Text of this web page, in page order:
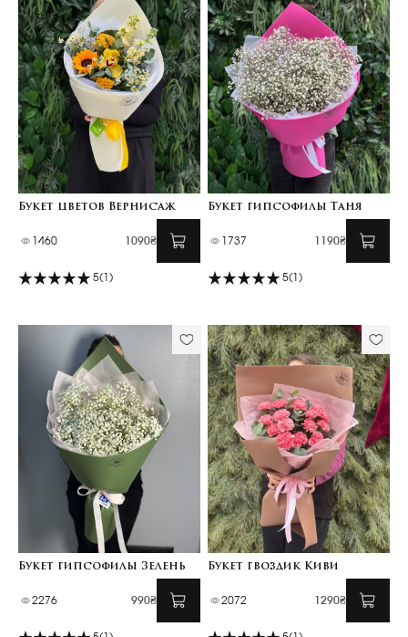
Букет цветов Вернисаж
1460 1090₴
5(1)
Букет гипсофилы Таня
1737 1190₴
5(1)
Букет гипсофилы Зелень
2276 990₴
Букет гвоздик Киви
2072 1290₴